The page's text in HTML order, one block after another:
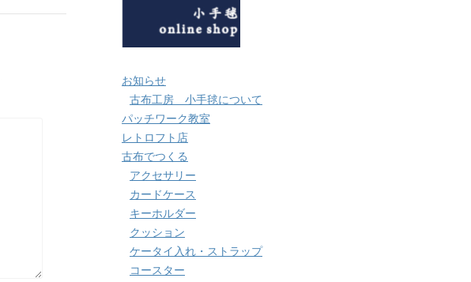
お知らせ
古布工房 小手毬について
パッチワーク教室
レトロフト店
古布でつくる
アクセサリー
カードケース
キーホルダー
クッション
ケータイ入れ・ストラップ
コースター